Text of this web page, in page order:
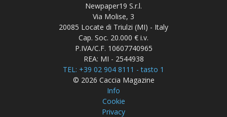
Newpaper19 S.r.l.
Via Molise, 3
20085 Locate di Triulzi (MI) - Italy
Cap. Soc. 20.000 € i.v.
P.IVA/C.F. 10607740965
REA: MI - 2544938
TEL: +39 02 904 8111 - tasto 1
© 2026 Caccia Magazine
Info
Cookie
Privacy